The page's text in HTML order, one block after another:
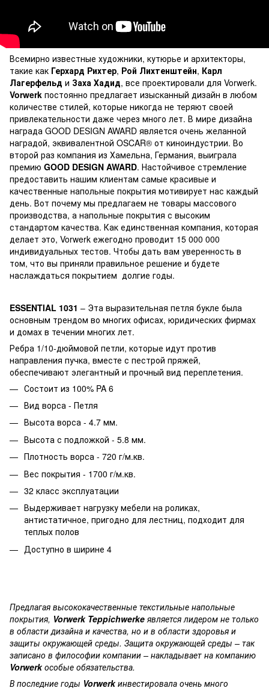
Всемирно известные художники, кутюрье и архитекторы,
такие как Герхард Рихтер, Рой Лихтенштейн, Карл
Лагерфельд и Заха Хадид, все проектировали для Vorwerk.
Vorwerk постоянно предлагает изысканный дизайн в любом
количестве стилей, которые никогда не теряют своей
привлекательности даже через много лет. В мире дизайна
награда GOOD DESIGN AWARD является очень желанной
наградой, эквивалентной OSCAR® от киноиндустрии. Во
второй раз компания из Хамельна, Германия, выиграла
премию GOOD DESIGN AWARD. Настойчивое стремление
предоставить нашим клиентам самые красивые и
качественные напольные покрытия мотивирует нас каждый
день. Вот почему мы предлагаем не товары массового
производства, а напольные покрытия с высоким
стандартом качества. Как единственная компания, которая
делает это, Vorwerk ежегодно проводит 15 000 000
индивидуальных тестов. Чтобы дать вам уверенность в
том, что вы приняли правильное решение и будете
наслаждаться покрытием долгие годы.
ESSENTIAL 1031 – Эта выразительная петля букле была
основным трендом во многих офисах, юридических фирмах
и домах в течении многих лет.
Ребра 1/10-дюймовой петли, которые идут против
направления пучка, вместе с пестрой пряжей,
обеспечивают элегантный и прочный вид переплетения.
Состоит из 100% PA 6
Вид ворса - Петля
Высота ворса - 4.7 мм.
Высота с подложкой - 5.8 мм.
Плотность ворса - 720 г/м.кв.
Вес покрытия - 1700 г/м.кв.
32 класс эксплуатации
Выдерживает нагрузку мебели на роликах,
антистатичное, пригодно для лестниц, подходит для
теплых полов
Доступно в ширине 4
Предлагая высококачественные текстильные напольные
покрытия, Vorwerk Teppichwerkeявляется лидером не только
в области дизайна и качества, но и в области здоровья и
защиты окружающей среды. Защита окружающей среды – так
записано в философии компании – накладывает на компанию
Vorwerkособые обязательства.
В последние годы Vorwerkинвестировала очень много